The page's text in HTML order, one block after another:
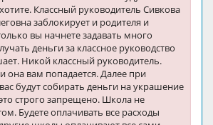
Классный руководитель Сивкова
заблокирует и родителя и
вы начнете задавать много
деньги за классное руководство
Никой классный руководитель.
она вам попадается. Далее при
будут собирать деньги на украшение
строго запрещено. Школа не
Будете оплачивать все расходы